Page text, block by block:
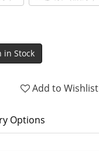
in Stock
Add to Wishlist
Options